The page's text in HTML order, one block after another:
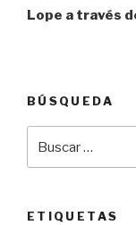
entrada
Lope a través
BÚSQUEDA
por:
ETIQUETAS